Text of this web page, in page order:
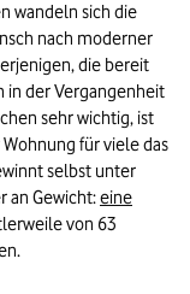
wandeln sich die
nach moderner
die bereit
in der Vergangenheit
sehr wichtig, ist
für viele das
selbst unter
an Gewicht:eine
von 63